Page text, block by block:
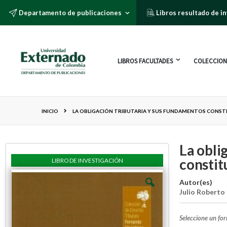
Departamento de publicaciones Libros resultado de
LIBROS FACULTADES
INICIO LA OBLIGACIÓN TRIBUTARIA Y SUS FUNDAMENTOS
La
Autor(es)
Julio Roberto
Seleccione un
LIBRO DE INVESTIGACIÓN